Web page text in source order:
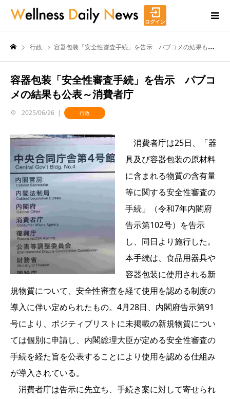
ログイン
行政 容器包装「安全性審査手続」を告示 パブコメの結果も公表～消費者庁
容器包装「安全性審査手続」を告示 パブコ
メの結果も公表～消費者庁
2025/06/26 行政
消費者庁は25日、「器
具及び容器包装の原材料
に含まれる物質の含有量
等に関する安全性審査の
手続」（令和7年内閣府
告示第102号）を告示
し、同日より施行した。
本手続は、食品用器具や
容器包装に使用される新
規物質について、安全性審査を経て使用を認める制度の
導入に伴い定められたもの。4月28日、内閣府告示第91
号により、ポジティブリストに未掲載の新規物質につい
ては個別に申請し、内閣総理大臣が定める安全性審査の
手続を経た旨を公表することにより使用を認める仕組み
が導入されている。
消費者庁は告示に先立ち、手続き案に対して寄せられ